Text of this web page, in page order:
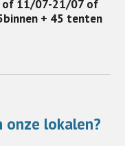
of 11/07-21/07 of
+ 45 tenten
onze lokalen?